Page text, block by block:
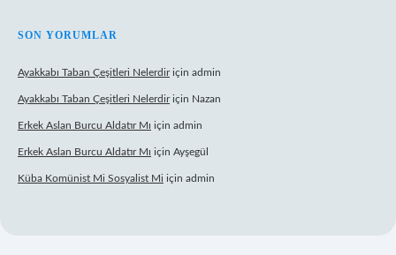
SON YORUMLAR
Ayakkabı Taban Çeşitleri Nelerdiriçin admin
Ayakkabı Taban Çeşitleri Nelerdiriçin Nazan
Erkek Aslan Burcu Aldatır Mı için admin
Erkek Aslan Burcu Aldatır Mı için Ayşegül
Küba Komünist Mi Sosyalist Mi için admin